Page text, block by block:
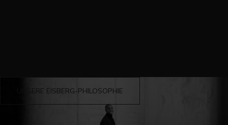
UNSERE EISBERG-PHILOSOPHIE